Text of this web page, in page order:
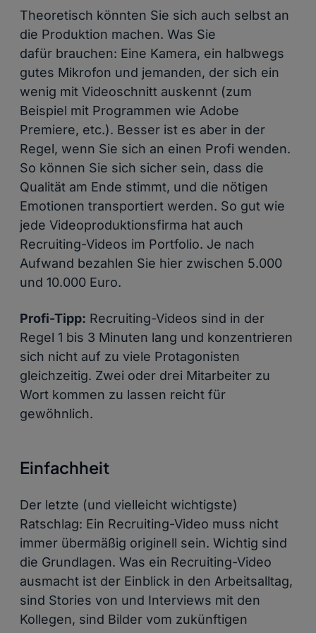
Theoretisch könnten Sie sich auch selbst an
die Produktion machen. Was Sie
dafür brauchen: Eine Kamera, ein halbwegs
gutes Mikrofon und jemanden, der sich ein
wenig mit Videoschnitt auskennt (zum
Beispiel mit Programmen wie Adobe
Premiere, etc.). Besser ist es aber in der
Regel, wenn Sie sich an einen Profi wenden.
So können Sie sich sicher sein, dass die
Qualität am Ende stimmt, und die nötigen
Emotionen transportiert werden. So gut wie
jede Videoproduktionsfirma hat auch
Recruiting-Videos im Portfolio. Je nach
Aufwand bezahlen Sie hier zwischen 5.000
und 10.000 Euro.
Profi-Tipp: Recruiting-Videos sind in der
Regel 1 bis 3 Minuten lang und konzentrieren
sich nicht auf zu viele Protagonisten
gleichzeitig. Zwei oder drei Mitarbeiter zu
Wort kommen zu lassen reicht für
gewöhnlich.
Einfachheit
Der letzte (und vielleicht wichtigste)
Ratschlag: Ein Recruiting-Video muss nicht
immer übermäßig originell sein. Wichtig sind
die Grundlagen. Was ein Recruiting-Video
ausmacht ist der Einblick in den Arbeitsalltag,
sind Stories von und Interviews mit den
Kollegen, sind Bilder vom zukünftigen